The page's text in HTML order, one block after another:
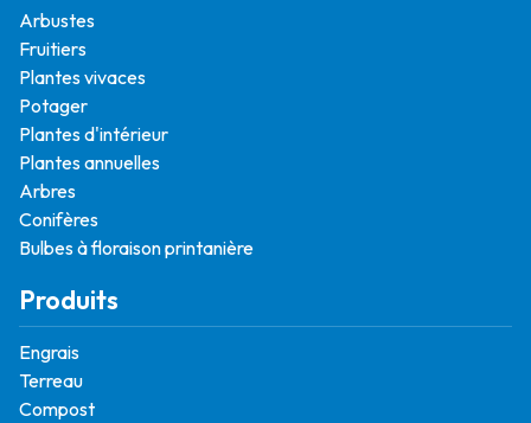
Arbustes
Fruitiers
Plantes vivaces
Potager
Plantes d'intérieur
Plantes annuelles
Arbres
Conifères
Bulbes à floraison printanière
Produits
Engrais
Terreau
Compost